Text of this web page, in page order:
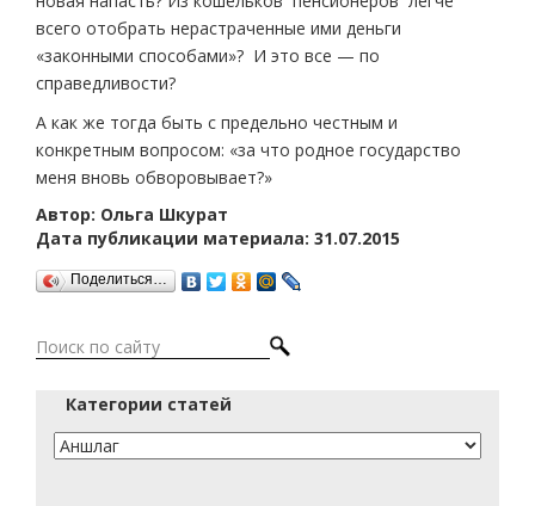
всего отобрать нерастраченные ими деньги
«законными способами»? И это все — по
справедливости?
А как же тогда быть с предельно честным и
конкретным вопросом: «за что родное государство
меня вновь обворовывает?»
Автор: Ольга Шкурат
Дата публикации материала: 31.07.2015
Поделиться…
Категории статей